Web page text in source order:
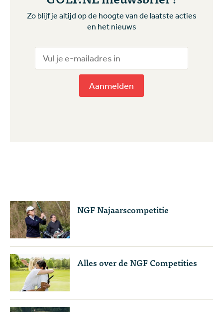
Zo blijf je altijd op de hoogte van de laatste acties
en het nieuws
Aanmelden
NGF Najaarscompetitie
Alles over de NGF Competities